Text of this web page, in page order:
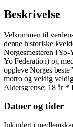
Beskrivelse
Velkommen til
denne historiske
Norgesmesteren i
Yo Federation) og
oppleve Norges
morro og veldig
Aldersgrense: 18 år *
Datoer og tider
Inkludert i